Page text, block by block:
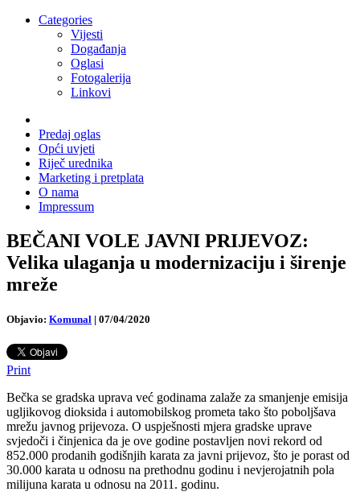
Categories
Vijesti
Događanja
Oglasi
Fotogalerija
Linkovi
Predaj oglas
Opći uvjeti
Riječ urednika
Marketing i pretplata
O nama
Impressum
BEČANI VOLE JAVNI PRIJEVOZ:
Velika ulaganja u modernizaciju i širenje
mreže
Objavio: Komunal | 07/04/2020
Print
Bečka se gradska uprava već godinama zalaže za smanjenje emisija
ugljikovog dioksida i automobilskog prometa tako što poboljšava
mrežu javnog prijevoza. O uspješnosti mjera gradske uprave
svjedoči i činjenica da je ove godine postavljen novi rekord od
852.000 prodanih godišnjih karata za javni prijevoz, što je porast od
30.000 karata u odnosu na prethodnu godinu i nevjerojatnih pola
milijuna karata u odnosu na 2011. godinu.